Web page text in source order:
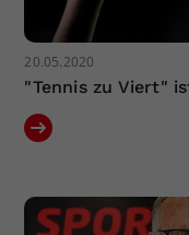
20.05.2020
"Tennis zu Viert"